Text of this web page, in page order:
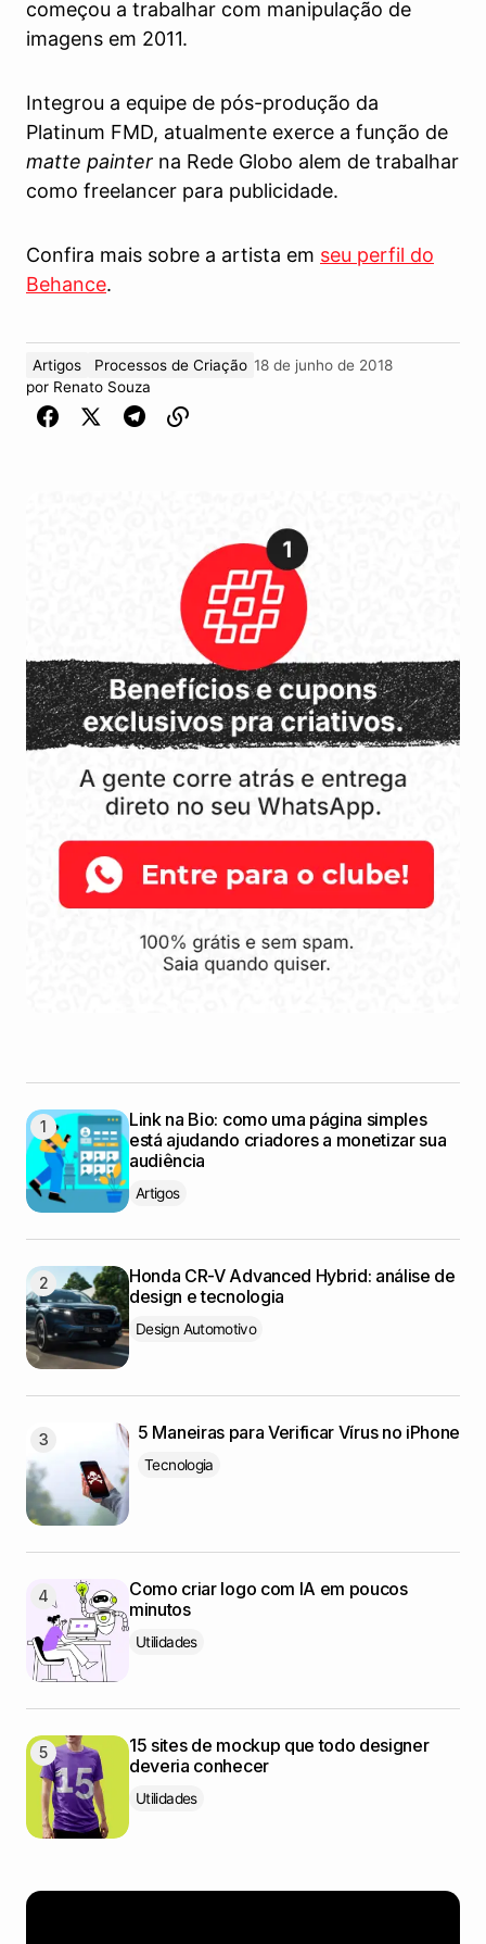
começou a trabalhar com manipulação de
imagens em 2011.
Integrou a equipe de pós-produção da
Platinum FMD, atualmente exerce a função de
matte painter na Rede Globo alem de trabalhar
como freelancer para publicidade.
Confira mais sobre a artista em seu perfil do
Behance.
Artigos Processos de Criação 18 de junho de 2018
por Renato Souza
Link na Bio: como uma página simples
está ajudando criadores a monetizar sua
audiência
Artigos
Honda CR-V Advanced Hybrid: análise de
design e tecnologia
Design Automotivo
5 Maneiras para Verificar Vírus no iPhone
Tecnologia
Como criar logo com IA em poucos
minutos
Utilidades
15 sites de mockup que todo designer
deveria conhecer
Utilidades